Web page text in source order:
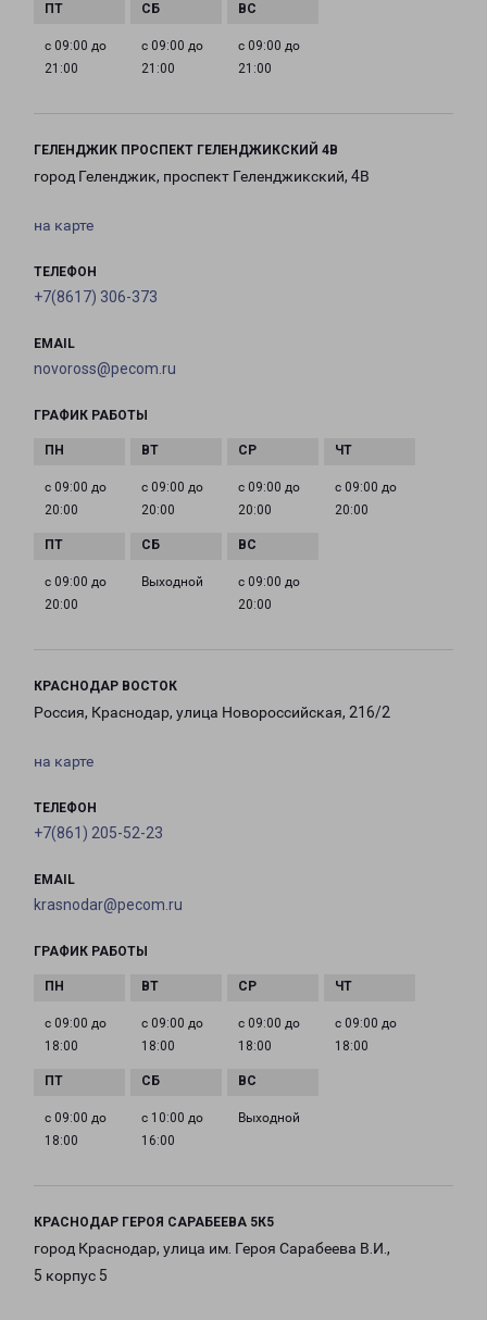
с 09:00 до
21:00
с 09:00 до
21:00
с 09:00 до
21:00
ГЕЛЕНДЖИК ПРОСПЕКТ ГЕЛЕНДЖИКСКИЙ 4В
город Геленджик, проспект Геленджикский, 4В
на карте
ТЕЛЕФОН
+7(8617) 306-373
EMAIL
novoross@pecom.ru
ГРАФИК РАБОТЫ
с 09:00 до
20:00
с 09:00 до
20:00
с 09:00 до
20:00
с 09:00 до
20:00
с 09:00 до
20:00
Выходной
с 09:00 до
20:00
КРАСНОДАР ВОСТОК
Россия, Краснодар, улица Новороссийская, 216/2
на карте
ТЕЛЕФОН
+7(861) 205-52-23
EMAIL
krasnodar@pecom.ru
ГРАФИК РАБОТЫ
с 09:00 до
18:00
с 09:00 до
18:00
с 09:00 до
18:00
с 09:00 до
18:00
с 09:00 до
18:00
с 10:00 до
16:00
Выходной
КРАСНОДАР ГЕРОЯ САРАБЕЕВА 5К5
город Краснодар, улица им. Героя Сарабеева В.И.,
5 корпус 5